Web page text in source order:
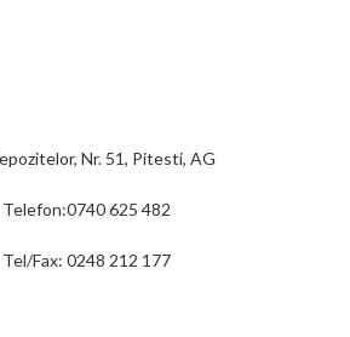
Nr. 51, Pitesti, AG
Telefon:0740 625 482
Tel/Fax: 0248 212 177